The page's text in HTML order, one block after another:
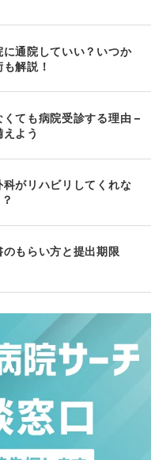
通院していい？いつか
解説！
ても病院受診する理由 –
よう
がリハビリしてくれな
もらい方と提出期限